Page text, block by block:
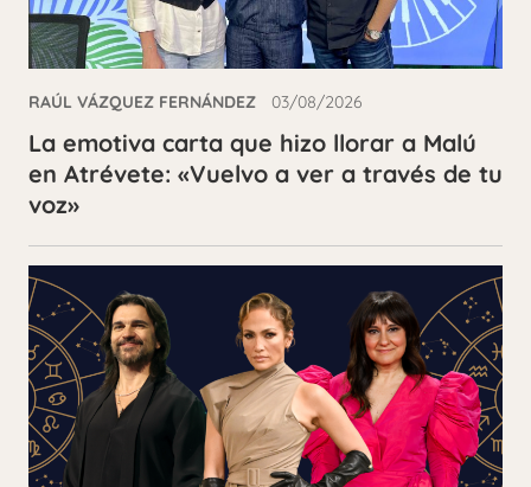
RAÚL VÁZQUEZ FERNÁNDEZ 03/08/2026
La emotiva carta que hizo llorar a Malú
en Atrévete: «Vuelvo a ver a través de tu
voz»